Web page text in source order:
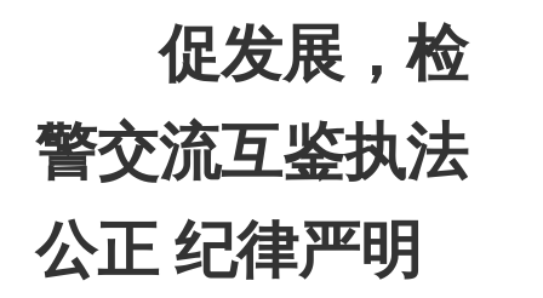
促发展，检
警交流互鉴执法
公正 纪律严明